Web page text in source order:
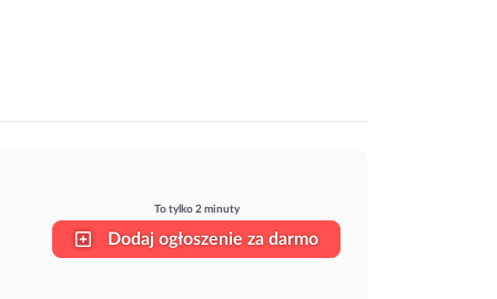
To tylko 2 minuty
Dodaj ogłoszenie za darmo